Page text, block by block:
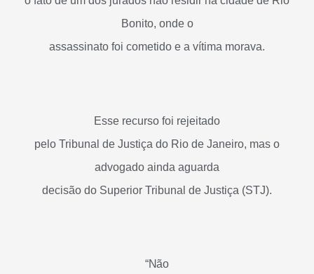
Bonito, onde o
assassinato foi cometido e a vítima morava.
Esse recurso foi rejeitado
pelo Tribunal de Justiça do Rio de Janeiro, mas o
advogado ainda aguarda
decisão do Superior Tribunal de Justiça (STJ).
“Não